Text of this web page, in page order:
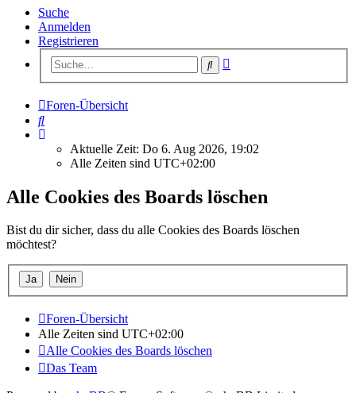
Suche
Anmelden
Registrieren
Suche
Foren-Übersicht
Suche
Aktuelle Zeit: Do 6. Aug 2026, 19:02
Alle Zeiten sind UTC+02:00
Alle Cookies des Boards löschen
Bist du dir sicher, dass du alle Cookies des Boards löschen
möchtest?
Foren-Übersicht
Alle Zeiten sind UTC+02:00
Alle Cookies des Boards löschen
Das Team